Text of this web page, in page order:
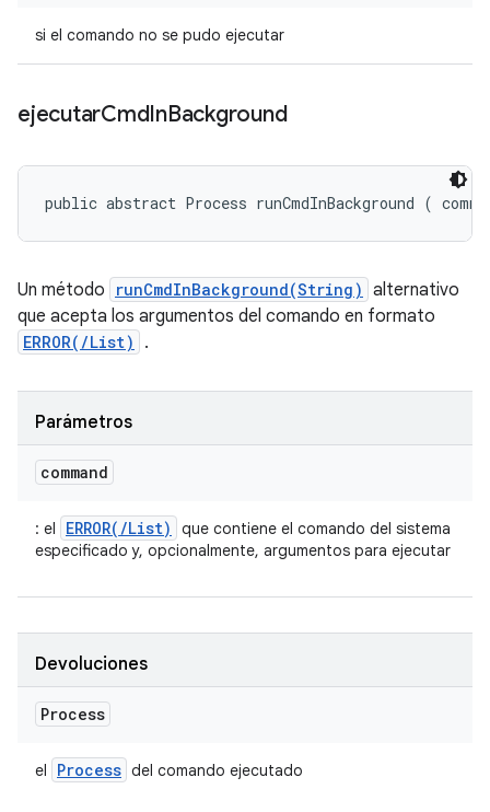
si el comando no se pudo ejecutar
ejecutarCmdInBackground
public abstract Process runCmdInBackground (
Un método runCmdInBackground(String) alternativo
que acepta los argumentos del comando en formato
ERROR(/List) .
Parámetros
command
: el ERROR(/List)
que contiene el comando del sistema
especificado y, opcionalmente, argumentos para ejecutar
Devoluciones
Process
el Process del comando ejecutado